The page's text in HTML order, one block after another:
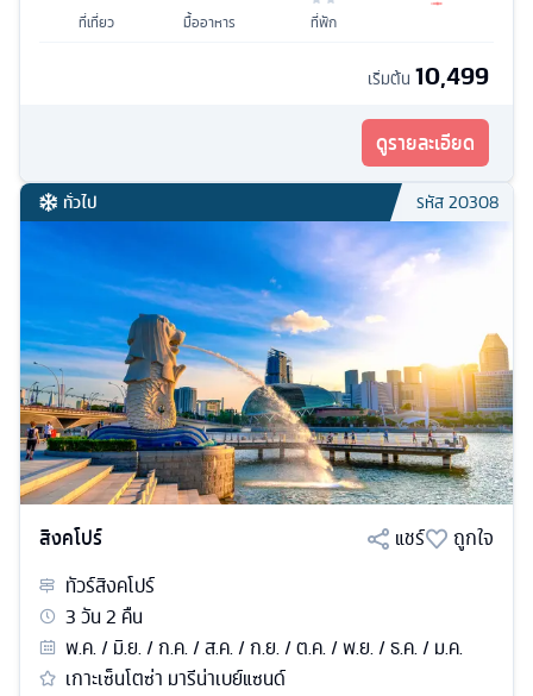
ที่เที่ยว มื้ออาหาร ที่พัก
เริ่มต้น 10,499
ดูรายละเอียด
ทั่วไป รหัส20308
สิงคโปร์ แชร์
ถูกใจ
ทัวร์สิงคโปร์
3วัน2 คืน
พ.ค. / มิ.ย. / ก.ค. / ส.ค. / ก.ย. / ต.ค. / พ.ย. / ธ.ค. / ม.ค.
เกาะเซ็นโตซ่า มารีน่าเบย์แซนด์